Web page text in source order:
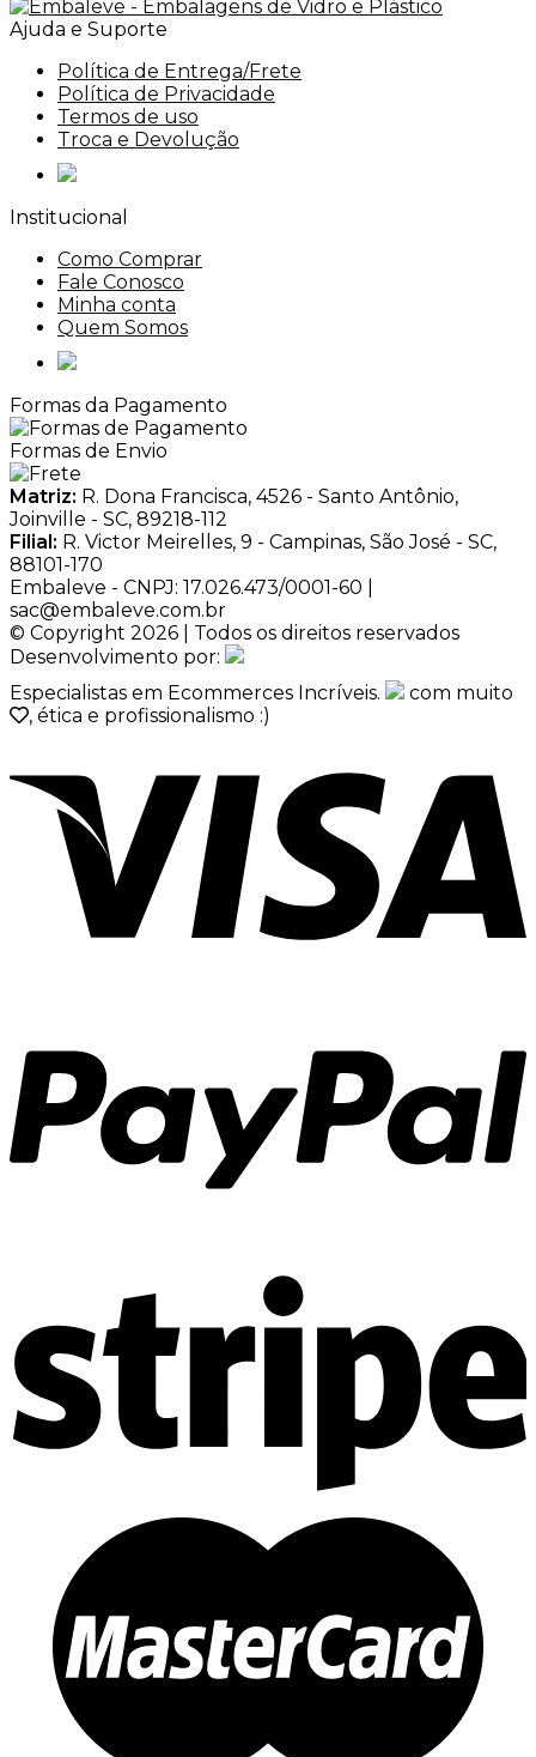
Ajuda e Suporte
Política de Entrega/Frete
Política de Privacidade
Termos de uso
Troca e Devolução
Institucional
Como Comprar
Fale Conosco
Minha conta
Quem Somos
Formas da Pagamento
Formas de Envio
Matriz: R. Dona Francisca, 4526 - Santo Antônio,
Joinville - SC, 89218-112
Filial: R. Victor Meirelles, 9 - Campinas, São José - SC,
88101-170
Embaleve - CNPJ: 17.026.473/0001-60 |
sac@embaleve.com.br
© Copyright 2026 | Todos os direitos reservados
Desenvolvimento por:
Especialistas em Ecommerces Incríveis.
com muito
, ética e profissionalismo :)